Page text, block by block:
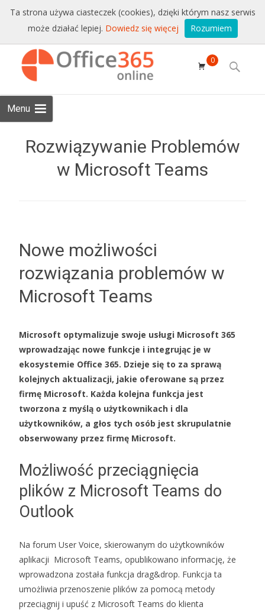
Sprzedaż i wsparcie:+48 228771525
Email:sklep@conet.pl
Menu
Skip to
content
0
Search
Rozwiązywanie Problemów
w Microsoft Teams
Nowe możliwości
rozwiązania problemów w
Microsoft Teams
Microsoft optymalizuje swoje usługi Microsoft 365
wprowadzając nowe funkcje i integrując je w
ekosystemie Office 365. Dzieje się to za sprawą
kolejnych aktualizacji, jakie oferowane są przez
firmę Microsoft. Każda kolejna funkcja jest
tworzona z myślą o użytkownikach i dla
użytkowników, a głos tych osób jest skrupulatnie
obserwowany przez firmę Microsoft.
Możliwość przeciągnięcia
plików z Microsoft Teams do
Outlook
Na forum User Voice, skierowanym do użytkowników
aplikacji Microsoft Teams, opublikowano informację, że
wprowadzona została funkcja drag&drop. Funkcja ta
umożliwia przenoszenie plików za pomocą metody
przeciągnij i upuść z Microsoft Teams do klienta
Ta strona używa ciasteczek (cookies), dzięki którym nasz serwis
może działać lepiej. Dowiedz się więcej Rozumiem